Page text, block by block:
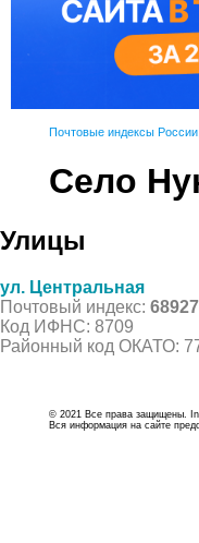
Почтовые индексы
Село
Улицы
ул. Центральная
Почтовый индекс:
Код ИФНС: 8709
Районный код ОКАТО:
© 2021 Все права защищены.
Вся информация на сайте